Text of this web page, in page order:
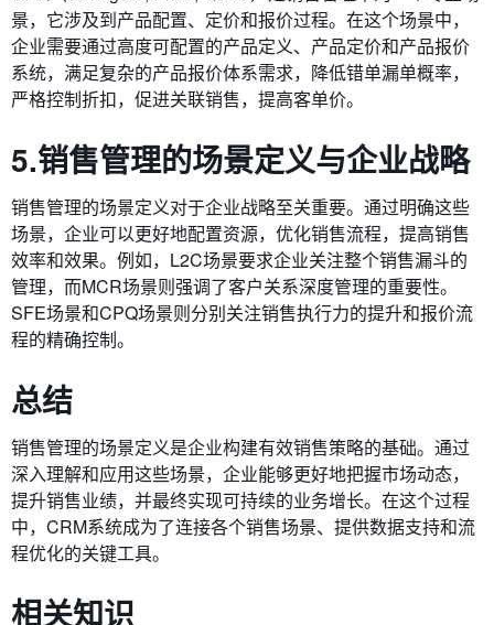
景，它涉及到产品配置、定价和报价过程。在这个场景中，
企业需要通过高度可配置的产品定义、产品定价和产品报价
系统，满足复杂的产品报价体系需求，降低错单漏单概率，
严格控制折扣，促进关联销售，提高客单价。
5.销售管理的场景定义与企业战略
销售管理的场景定义对于企业战略至关重要。通过明确这些
场景，企业可以更好地配置资源，优化销售流程，提高销售
效率和效果。例如，L2C场景要求企业关注整个销售漏斗的
管理，而MCR场景则强调了客户关系深度管理的重要性。
SFE场景和CPQ场景则分别关注销售执行力的提升和报价流
程的精确控制。
总结
销售管理的场景定义是企业构建有效销售策略的基础。通过
深入理解和应用这些场景，企业能够更好地把握市场动态，
提升销售业绩，并最终实现可持续的业务增长。在这个过程
中，CRM系统成为了连接各个销售场景、提供数据支持和流
程优化的关键工具。
相关知识